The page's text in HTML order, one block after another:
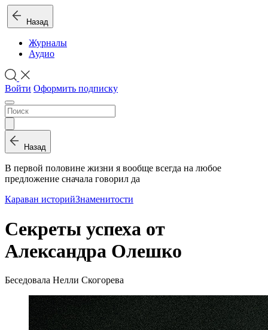
Назад
Журналы
Аудио
Войти Оформить подписку
Назад
В первой половине жизни я вообще всегда на любое
предложение сначала говорил да
Караван историйЗнаменитости
Секреты успеха от
Александра Олешко
Беседовала Нелли Скогорева